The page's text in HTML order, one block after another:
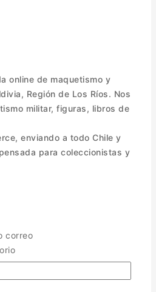
online de maquetismo y
Región de Los Ríos. Nos
militar, figuras, libros de
enviando a todo Chile y
para coleccionistas y
correo